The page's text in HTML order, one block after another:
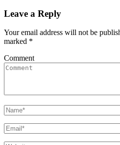
Leave a Reply
Your email address will not be
marked *
Comment